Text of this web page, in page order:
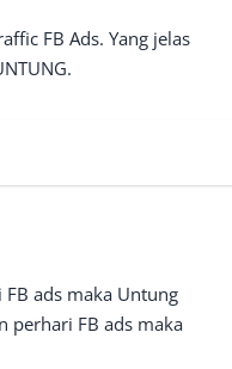
FB Ads. Yang jelas
ads maka Untung
perhari FB ads maka